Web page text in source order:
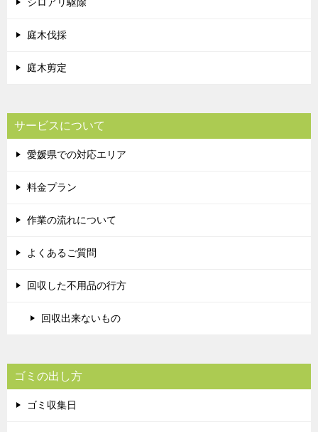
庭木伐採
庭木剪定
サービスについて
愛媛県での対応エリア
料金プラン
作業の流れについて
よくあるご質問
回収した不用品の行方
回収出来ないもの
ゴミの出し方
ゴミ収集日